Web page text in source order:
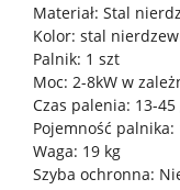
Materiał: Stal
Kolor: stal
Palnik: 1 szt
Moc: 2-8kW w
Czas palenia: 13-
Pojemność palnika:
Waga: 19 kg
Szyba ochronna: